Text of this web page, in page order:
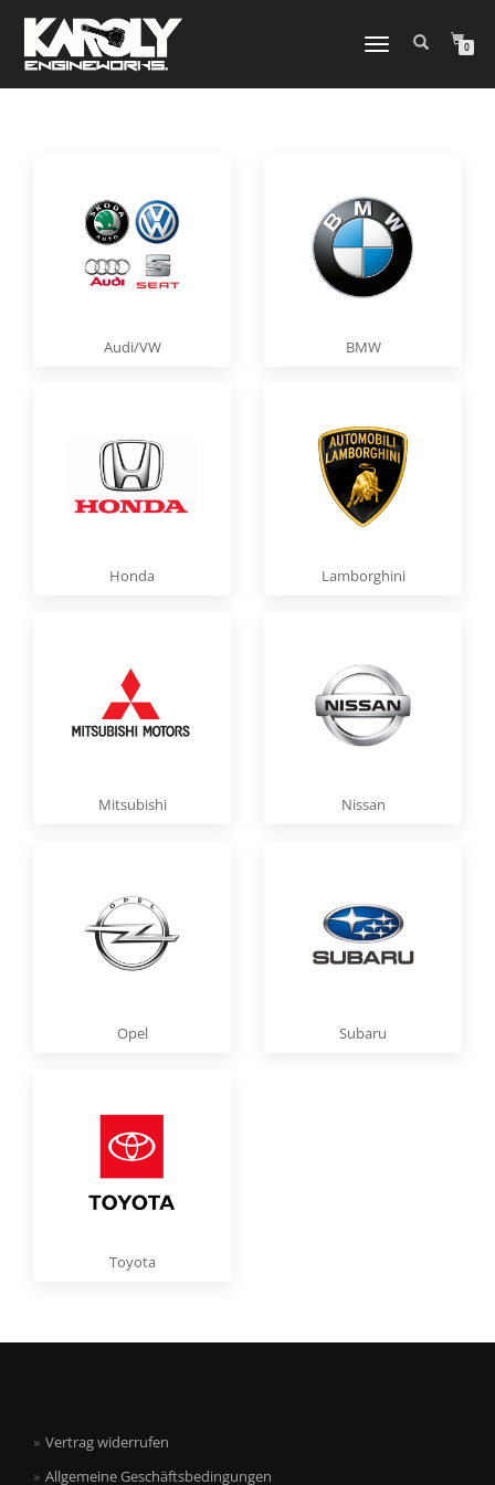
NAVIGATION
0
Audi/VW BMW
Honda Lamborghini
Mitsubishi Nissan
Opel Subaru
Toyota
Vertrag widerrufen
Allgemeine Geschäftsbedingungen